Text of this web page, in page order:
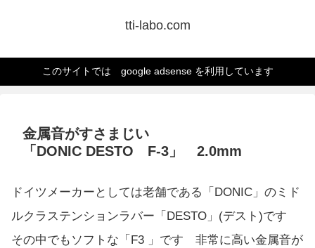
tti-labo.com
このサイトでは google adsense を利用しています
金属音がすさまじい
「DONIC DESTO F-3」 2.0mm
ドイツメーカーとしては老舗である「DONIC」のミド
ルクラステンションラバー「DESTO」(デスト)です
その中でもソフトな「F3 」です 非常に高い金属音が